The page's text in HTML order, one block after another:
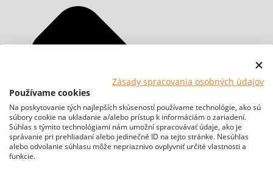
Zásady spracovania osobných údajov
Používame cookies
Na poskytovanie tých najlepších skúseností používame technológie, ako sú
súbory cookie na ukladanie a/alebo prístup k informáciám o zariadení.
Súhlas s týmito technológiami nám umožní spracovávať údaje, ako je
správanie pri prehliadaní alebo jedinečné ID na tejto stránke. Nesúhlas
alebo odvolanie súhlasu môže nepriaznivo ovplyvniť určité vlastnosti a
funkcie.